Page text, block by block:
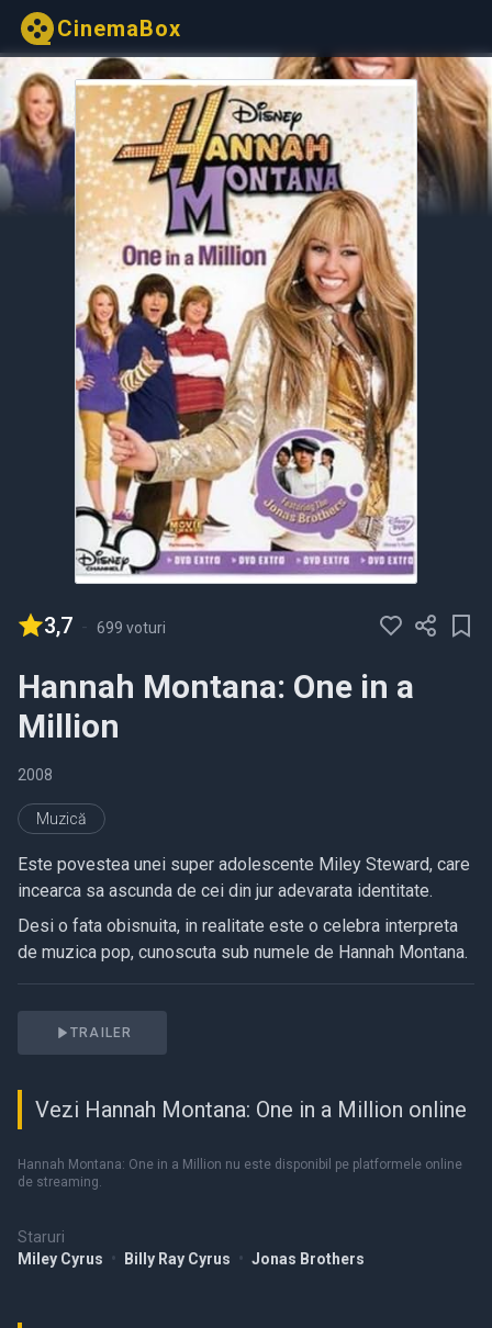
CinemaBox
3,7 - 699 voturi
Hannah Montana: One in a
Million
2008
Muzică
Este povestea unei super adolescente Miley Steward, care
incearca sa ascunda de cei din jur adevarata identitate.
Desi o fata obisnuita, in realitate este o celebra interpreta
de muzica pop, cunoscuta sub numele de Hannah Montana.
Staruri
Miley Cyrus • Billy Ray Cyrus • Jonas Brothers
TRAILER
Vezi Hannah Montana: One in a Million online
Hannah Montana: One in a Million nu este disponibil pe platformele online
de streaming.